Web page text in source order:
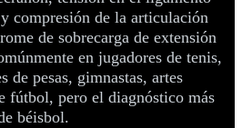
compresión de la articulación
de sobrecarga de extensión
en jugadores de tenis,
de pesas, gimnastas, artes
fútbol, pero el diagnóstico más
béisbol.